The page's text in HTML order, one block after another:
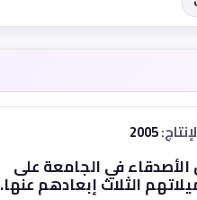
2005
في الجامعة على
الثلاث إبعادهم عنها.